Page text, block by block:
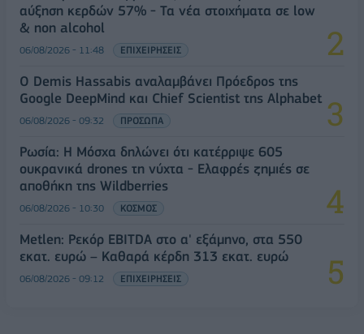
αύξηση κερδών 57% - Τα νέα στοιχήματα σε low
& non alcohol
06/08/2026 - 11:48 ΕΠΙΧΕΙΡΗΣΕΙΣ
Ο Demis Hassabis αναλαμβάνει Πρόεδρος της
Google DeepMind και Chief Scientist της Alphabet
06/08/2026 - 09:32 ΠΡΟΣΩΠΑ
Ρωσία: Η Μόσχα δηλώνει ότι κατέρριψε 605
ουκρανικά drones τη νύχτα - Ελαφρές ζημιές σε
αποθήκη της Wildberries
06/08/2026 - 10:30 ΚΟΣΜΟΣ
Metlen: Ρεκόρ EBITDA στο α' εξάμηνο, στα 550
εκατ. ευρώ – Καθαρά κέρδη 313 εκατ. ευρώ
06/08/2026 - 09:12 ΕΠΙΧΕΙΡΗΣΕΙΣ